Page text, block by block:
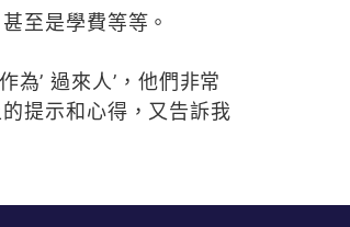
至是學費等等。
’ 過來人’，他們非常
提示和心得，又告訴我